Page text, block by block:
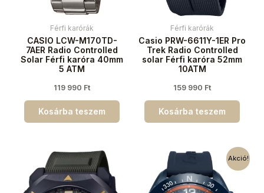
Férfi karórák
CASIO LCW-M170TD-
7AER Radio Controlled
Solar Férfi karóra 40mm
5 ATM
119 990 Ft
Kosárba teszem
Férfi karórák
Casio PRW-6611Y-1ER Pro
Trek Radio Controlled
solar Férfi karóra 52mm
10ATM
159 990 Ft
Kosárba teszem
Akció!